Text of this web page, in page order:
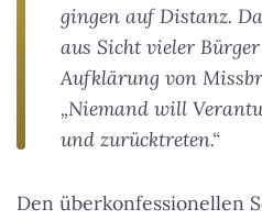
gingen auf Distanz.
aus Sicht vieler
Aufklärung von
„Niemand will
und zurücktreten.“
Den überkonfessionellen